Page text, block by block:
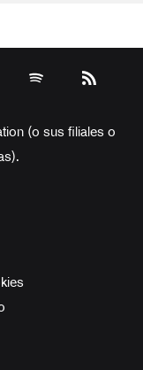
(o sus filiales o